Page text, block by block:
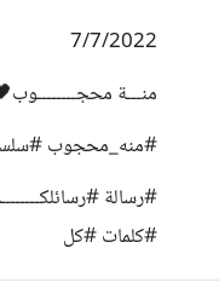
7/7/2022
منـــة
#منه_محجوب
#رسالة
#كلمات #كل